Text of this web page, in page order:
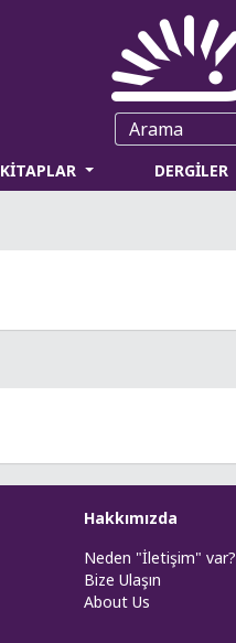
KİTAPLAR DERGİLER
Hakkımızda
Neden "İletişim" var?
Bize Ulaşın
About Us